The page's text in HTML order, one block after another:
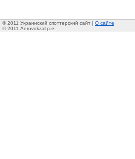
© 2011 Украинский споттерский сайт | О сайте
© 2011 Aerovokzal p.e.